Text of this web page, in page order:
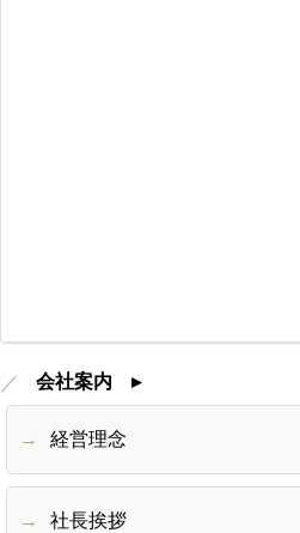
会社案内 ▸
経営理念
社長挨拶